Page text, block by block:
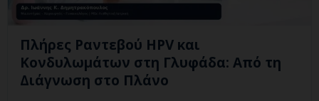
Πλήρες Ραντεβού HPV και
Κονδυλωμάτων στη Γλυφάδα: Από τη
Διάγνωση στο Πλάνο